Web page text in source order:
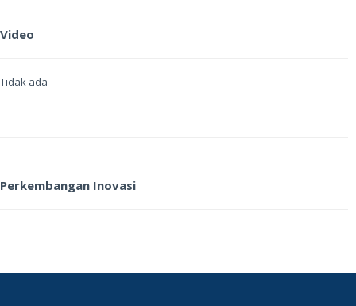
Video
Tidak ada
Perkembangan Inovasi